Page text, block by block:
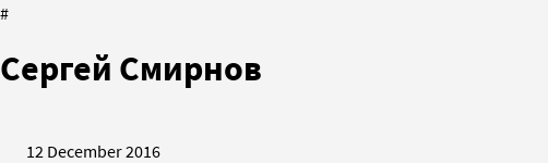
#
Сергей Смирнов
12 December 2016